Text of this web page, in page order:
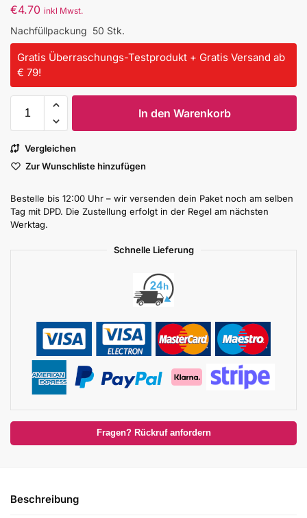
€4.70 inkl Mwst.
Nachfüllpackung 50 Stk.
Gratis Überraschungs-Testprodukt + Gratis Versand ab
€ 79!
In den Warenkorb
Vergleichen
Zur Wunschliste hinzufügen
Bestelle bis 12:00 Uhr – wir versenden dein Paket noch am selben
Tag mit DPD. Die Zustellung erfolgt in der Regel am nächsten
Werktag.
Schnelle Lieferung
Fragen? Rückruf anfordern
Beschreibung